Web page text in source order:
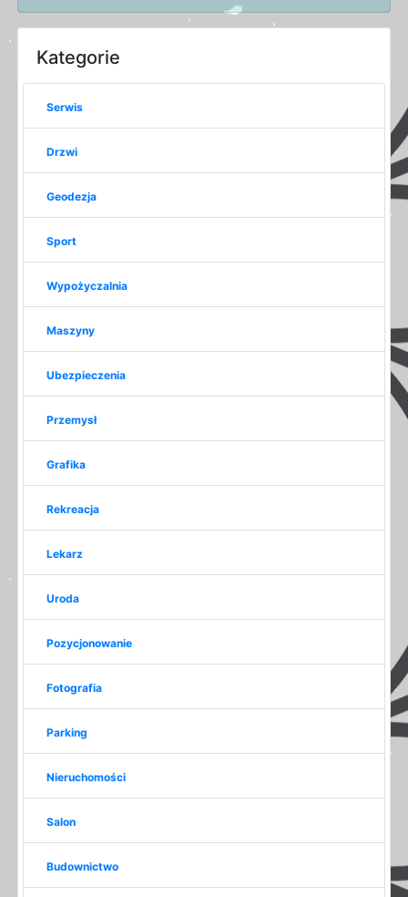
Kategorie
Serwis
Drzwi
Geodezja
Sport
Wypożyczalnia
Maszyny
Ubezpieczenia
Przemysł
Grafika
Rekreacja
Lekarz
Uroda
Pozycjonowanie
Fotografia
Parking
Nieruchomości
Salon
Budownictwo